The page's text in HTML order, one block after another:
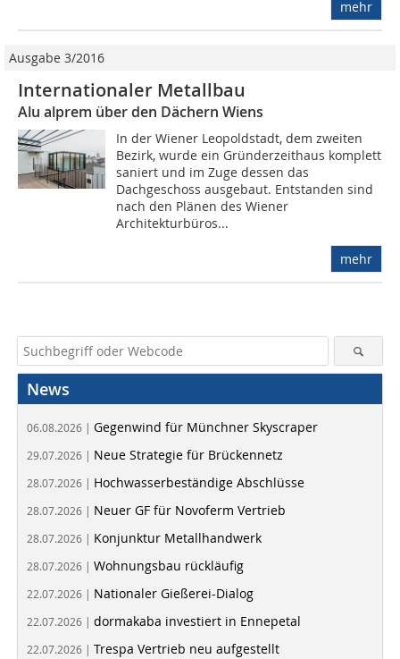
mehr
Ausgabe 3/2016
Internationaler Metallbau
Alu alprem über den Dächern Wiens
In der Wiener Leopoldstadt, dem zweiten
Bezirk, wurde ein Gründerzeithaus komplett
saniert und im Zuge dessen das
Dachgeschoss ausgebaut. Entstanden sind
nach den Plänen des Wiener
Architekturbüros...
mehr
News
06.08.2026 | Gegenwind für Münchner Skyscraper
29.07.2026 | Neue Strategie für Brückennetz
28.07.2026 | Hochwasserbeständige Abschlüsse
28.07.2026 | Neuer GF für Novoferm Vertrieb
28.07.2026 | Konjunktur Metallhandwerk
28.07.2026 | Wohnungsbau rückläufig
22.07.2026 | Nationaler Gießerei-Dialog
22.07.2026 | dormakaba investiert in Ennepetal
22.07.2026 | Trespa Vertrieb neu aufgestellt